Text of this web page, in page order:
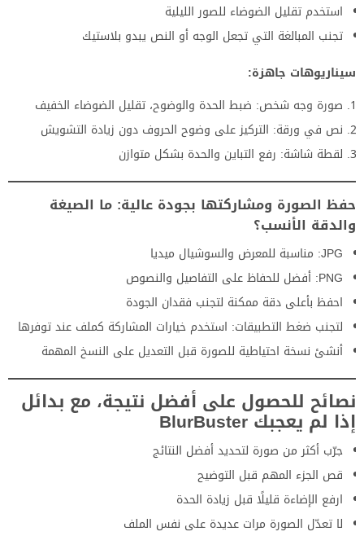
استخدم تقليل الضوضاء للصور الليلية
تجنب المبالغة التي تجعل الوجه أو النص يبدو بلاستيك
سيناريوهات جاهزة:
صورة وجه شخص: ضبط الحدة والوضوح، تقليل الضوضاء الخفيف
نص في ورقة: التركيز على وضوح الحروف دون زيادة التشويش
لقطة شاشة: رفع التباين والحدة بشكل متوازن
حفظ الصورة ومشاركتها بجودة عالية: ما الصيغة
والدقة الأنسب؟
JPG: مناسبة للمعرض والسوشيال ميديا
PNG: أفضل للحفاظ على التفاصيل والنصوص
احفظ بأعلى دقة ممكنة لتجنب فقدان الجودة
لتجنب ضغط التطبيقات: استخدم خيارات المشاركة كملف عند توفرها
أنشئ نسخة احتياطية للصورة قبل التعديل على النسخ المهمة
نصائح للحصول على أفضل نتيجة، مع بدائل
إذا لم يعجبك BlurBuster
جرّب أكثر من صورة لتحديد أفضل النتائج
قص الجزء المهم قبل التوضيح
ارفع الإضاءة قليلًا قبل زيادة الحدة
لا تعدّل الصورة مرات عديدة على نفس الملف